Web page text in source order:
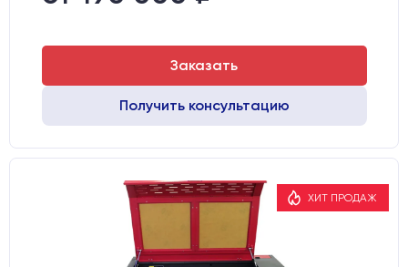
Заказать
Получить консультацию
ХИТ ПРОДАЖ